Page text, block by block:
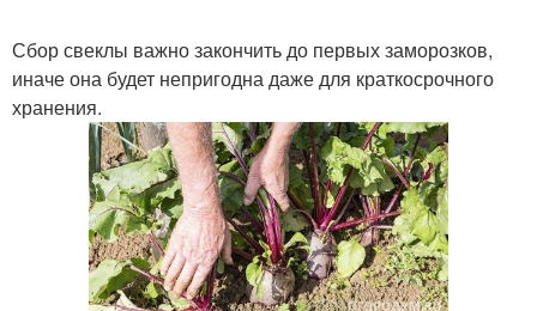
Сбор свеклы важно закончить до первых заморозков,
иначе она будет непригодна даже для краткосрочного
хранения.